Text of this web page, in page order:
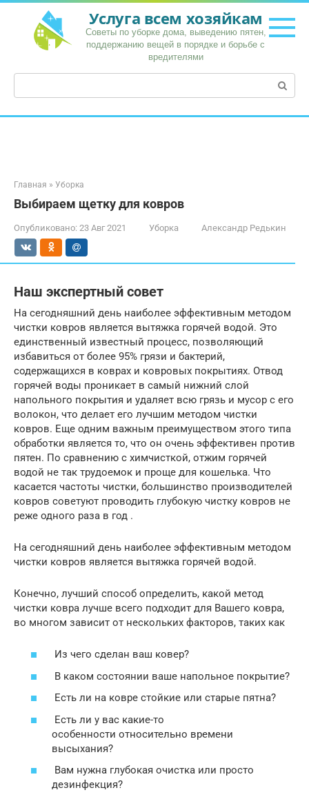
Перейти
контенту
Услуга всем хозяйкам
Советы по уборке дома, выведению пятен,
поддержанию вещей в порядке и борьбе с
вредителями
Поиск:
Главная » Уборка
Выбираем щетку для ковров
Опубликовано: 23 Авг 2021 Уборка Александр Редькин
Наш экспертный совет
На сегодняшний день наиболее эффективным методом
чистки ковров является вытяжка горячей водой. Это
единственный известный процесс, позволяющий
избавиться от более 95% грязи и бактерий,
содержащихся в коврах и ковровых покрытиях. Отвод
горячей воды проникает в самый нижний слой
напольного покрытия и удаляет всю грязь и мусор с его
волокон, что делает его лучшим методом чистки
ковров. Еще одним важным преимуществом этого типа
обработки является то, что он очень эффективен против
пятен. По сравнению с химчисткой, отжим горячей
водой не так трудоемок и проще для кошелька. Что
касается частоты чистки, большинство производителей
ковров советуют проводить глубокую чистку ковров не
реже одного раза в год .
На сегодняшний день наиболее эффективным методом
чистки ковров является вытяжка горячей водой.
Конечно, лучший способ определить, какой метод
чистки ковра лучше всего подходит для Вашего ковра,
во многом зависит от нескольких факторов, таких как
Из чего сделан ваш ковер?
В каком состоянии ваше напольное покрытие?
Есть ли на ковре стойкие или старые пятна?
Есть ли у вас какие-то
особенности относительно времени
высыхания?
Вам нужна глубокая очистка или просто
дезинфекция?